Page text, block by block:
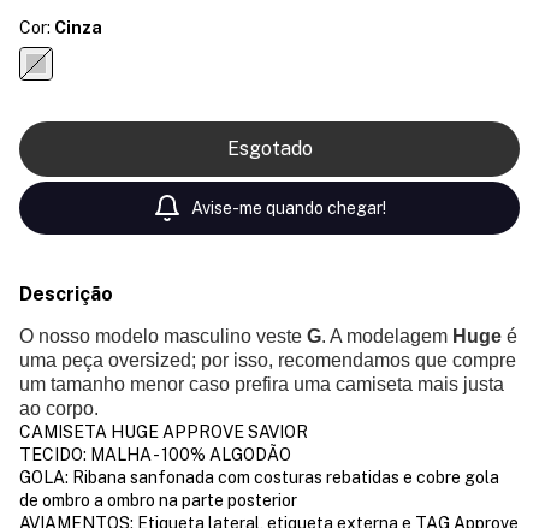
Cor: Cinza
Avise-me quando chegar!
Descrição
O nosso modelo masculino veste G. A modelagem Huge é
uma peça oversized; por isso, recomendamos que compre
um tamanho menor caso prefira uma camiseta mais justa
ao corpo.
CAMISETA HUGE APPROVE SAVIOR
TECIDO: MALHA - 100% ALGODÃO
GOLA: Ribana sanfonada com costuras rebatidas e cobre gola
de ombro a ombro na parte posterior
AVIAMENTOS: Etiqueta lateral, etiqueta externa e TAG Approve